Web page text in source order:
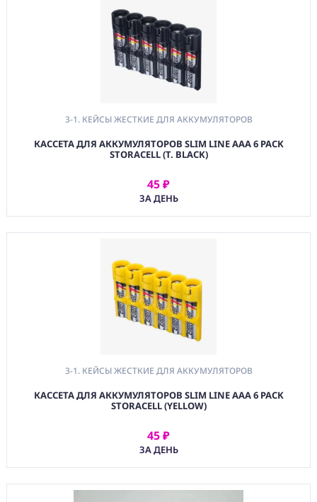
3-1. КЕЙСЫ ЖЕСТКИЕ ДЛЯ АККУМУЛЯТОРОВ
КАССЕТА ДЛЯ АККУМУЛЯТОРОВ SLIM LINE AAA 6 PACK
STORACELL (T. BLACK)
45 ₽
ЗА ДЕНЬ
АРЕНДОВАТЬ
3-1. КЕЙСЫ ЖЕСТКИЕ ДЛЯ АККУМУЛЯТОРОВ
КАССЕТА ДЛЯ АККУМУЛЯТОРОВ SLIM LINE AAA 6 PACK
STORACELL (YELLOW)
45 ₽
ЗА ДЕНЬ
АРЕНДОВАТЬ